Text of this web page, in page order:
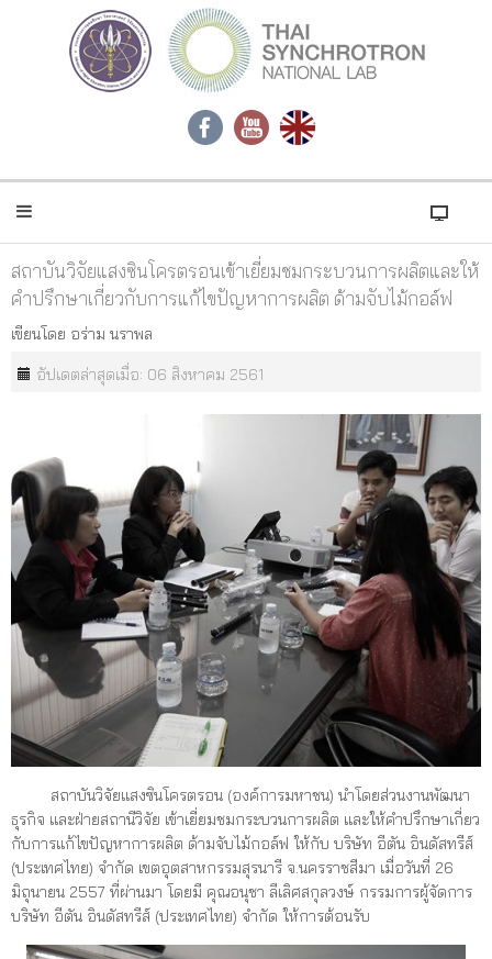
สถาบันวิจัยแสงซินโครตรอนเข้าเยี่ยมชมกระบวนการผลิตและให้
คำปรึกษาเกี่ยวกับการแก้ไขปัญหาการผลิต ด้ามจับไม้กอล์ฟ
เขียนโดย อร่าม นราพล
อัปเดตล่าสุดเมื่อ: 06 สิงหาคม 2561
สถาบันวิจัยแสงซินโครตรอน (องค์การมหาชน) นำโดยส่วนงานพัฒนา
ธุรกิจ และฝ่ายสถานีวิจัย เข้าเยี่ยมชมกระบวนการผลิต และให้คำปรึกษาเกี่ยว
กับการแก้ไขปัญหาการผลิต ด้ามจับไม้กอล์ฟ ให้กับ บริษัท อีตัน อินดัสทรีส์
(ประเทศไทย) จำกัด เขตอุตสาหกรรมสุรนารี จ.นครราชสีมา เมื่อวันที่ 26
มิถุนายน 2557 ที่ผ่านมา โดยมี คุณอนุชา ลีเลิศสกุลวงษ์ กรรมการผู้จัดการ
บริษัท อีตัน อินดัสทรีส์ (ประเทศไทย) จำกัด ให้การต้อนรับ